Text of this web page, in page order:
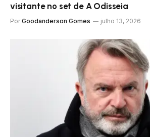
visitante no set de A Odisseia
Por Goodanderson Gomes julho 13, 2026